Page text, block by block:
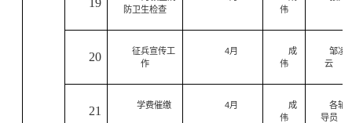
防卫生检查
伟
20
征兵宣传工
作
4月
成
伟
邹凌
云
21 学费催缴 4月
成
伟
各辅
导员